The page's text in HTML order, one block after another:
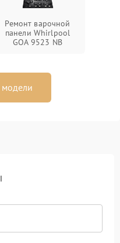
Ремонт варочной
панели Whirlpool
GOA 9523 NB
модели